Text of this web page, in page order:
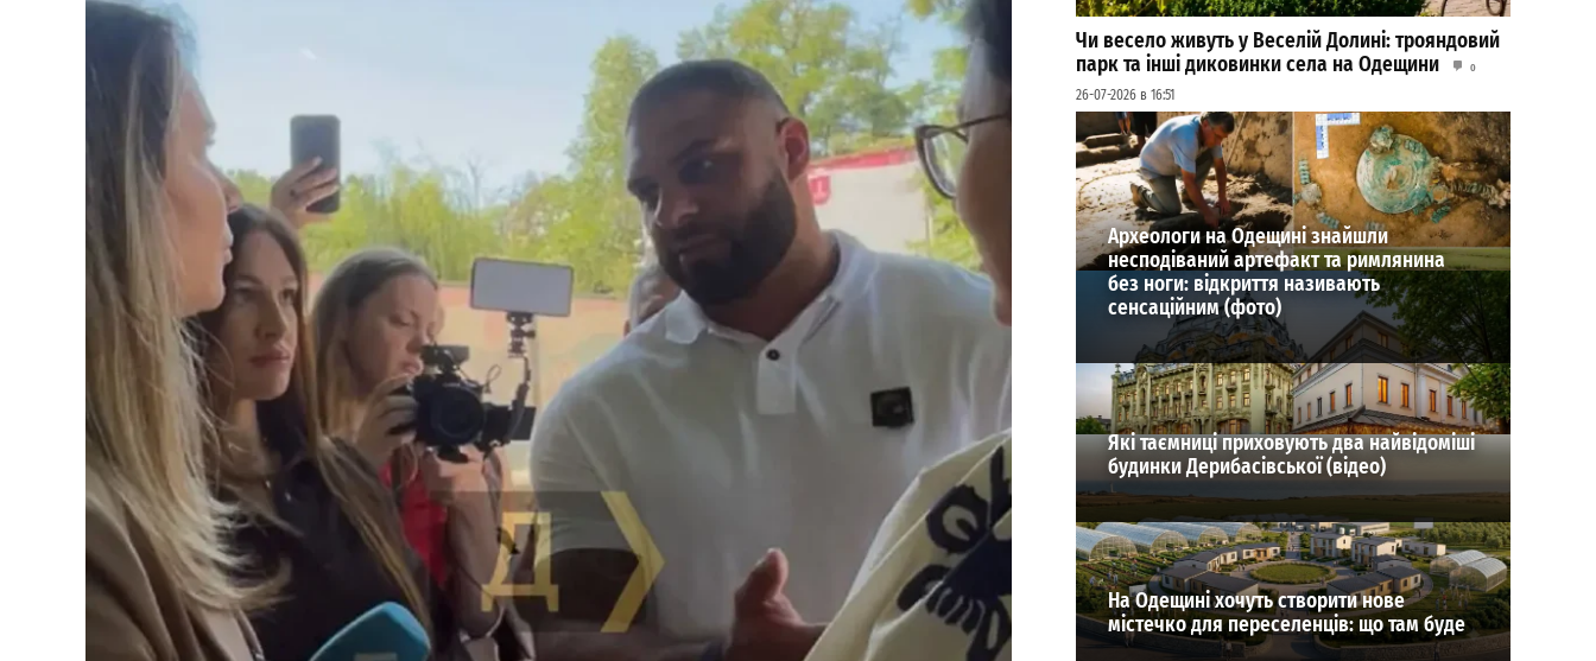
Чи весело живуть у Веселій Долині: трояндовий
парк та інші диковинки села на Одещини
0
26-07-2026 в 16:51
ВИБІР РЕДАКЦІЇ
Археологи на Одещині знайшли
несподіваний артефакт та римлянина
без ноги: відкриття називають
сенсаційним (фото)
Які таємниці приховують два найвідоміші
будинки Дерибасівської (відео)
На Одещині хочуть створити нове
містечко для переселенців: що там буде